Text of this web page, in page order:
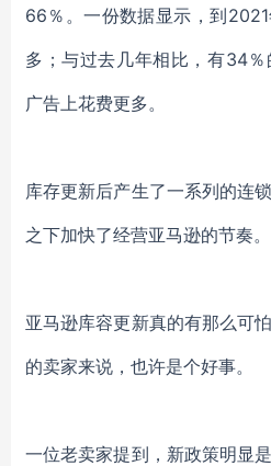
66％。一份数据显示，到
多；与过去几年相比，有34
广告上花费更多。
库存更新后产生了一系列的连
之下加快了经营亚马逊的节奏。
亚马逊库容更新真的有那么可
的卖家来说，也许是个好事。
一位老卖家提到， 新政策明显